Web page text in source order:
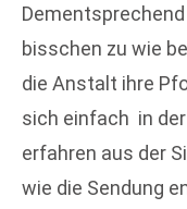
bisschen zu wie
die Anstalt ihre
sich einfach in
erfahren aus der
wie die Sendung